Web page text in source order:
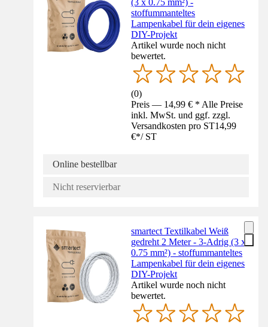
stoffummanteltes
Lampenkabel für dein eigenes
DIY-Projekt
Artikel wurde noch nicht
bewertet.
(0)
Preis — 14,99 € * Alle Preise
inkl. MwSt. und ggf. zzgl.
Versandkosten pro ST14,99
€*/ ST
Online bestellbar
Nicht reservierbar
smartect Textilkabel Weiß
gedreht 2 Meter - 3-Adrig (3 x
0.75 mm²) - stoffummanteltes
Lampenkabel für dein eigenes
DIY-Projekt
Artikel wurde noch nicht
bewertet.